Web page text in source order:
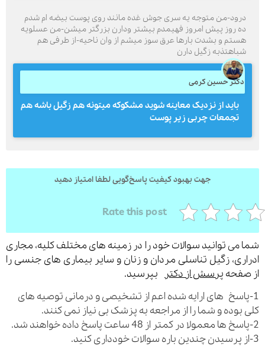
من متوجه یه سری جوش غده مانند روی پوست بیضه ام شدم
روز پیش امروز فهیمدم بیشتر ودارن بزرگتر میشن-من عسلویه
و بشدت بارها عرق سوز میشم از وان ناحیه-از طرفی هم
زگیل دارن
دکتر حسین کرمی
باید از نزدیک معاینه شوید مشکوکه میتونه هم زگیل باشه هم
تجمعات چربی زیر پوست
جهت بهبود کیفیت پاسخ‌گویی لطفا امتیاز دهید
Rate this post
توانید سوالات خود را در زمینه های مختلف کلیه، مجاری
زگیل تناسلی مردان و زنان و سایر بیماری های جنسی را
پرسش از دکتربپرسید.
های ارایه شده اعم از تشخیصی و درمانی توصیه های
و شما را از مراجعه به پزشک بی نیاز نمی کنند.
قدرت گرفته از همیارسیستم